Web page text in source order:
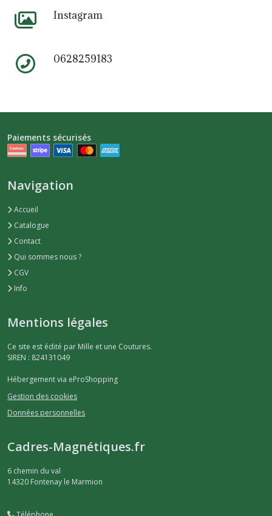
Instagram
0628259183
Paiements sécurisés
Navigation
Accueil
Catalogue
Contact
Qui sommes nous ?
CGV
Info
Mentions légales
Ce site est édité par Mille et une Coutures.
SIREN : 824131049
Hébergement via eProShopping
Gestion des cookies
Données personnelles
Cadres-Magnétiques.fr
6 chemin du val
14320 Fontenay le Marmion